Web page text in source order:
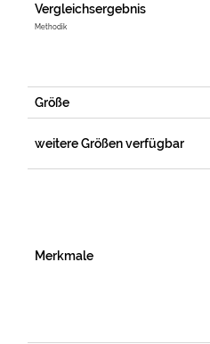
Vergleichsergebnis
Methodik
Größe
weitere Größen verfügbar
Merkmale